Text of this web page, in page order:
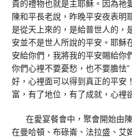
貴的禮物也就是主耶穌。因為祂
陳和平長老說，昨晚平安夜表明
是從天上來的，是給普世人的，
安並不是世人所說的平安。耶穌
安給你們，我將我的平安賜給你
你們心裡不要憂愁，也不要膽怯
好，心裡面可以得到真正的平安
富，有了地位，有了成就，心裡
在愛宴餐會中，聚會開始由陳
在曼哈頓、布碌崙、法拉盛、艾